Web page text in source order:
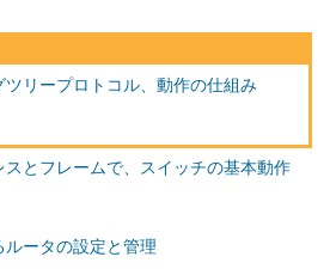
ツリープロトコル、動作の仕組み
スとフレームで、スイッチの基本動作
ルータの設定と管理